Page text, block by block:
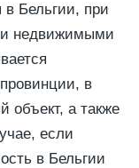
в Бельгии, при
недвижимыми
в
объект, а также
если
в Бельгии